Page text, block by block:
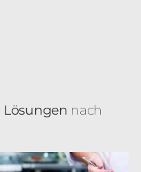
Lösungen nach